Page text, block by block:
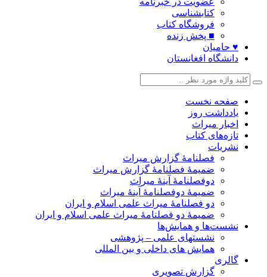
کتابشناسی
فروشگاه کتاب
■ پخش زنده
♥ حامیان
دانشگاه افغانستان
صفحه نخست
یادداشت روز
اخبار میراث
تازه‌های کتاب
نشریات
فصلنامۀ گزارش میراث
ضمیمۀ فصلنامۀ گزارش میراث
دوفصلنامۀ آینۀ میراث
ضمیمۀ دوفصلنامۀ آینۀ میراث
دو فصلنامۀ میراث علمی اسلام و ایران
ضمیمۀ دو فصلنامۀ میراث علمی اسلام و ایران
نشست‌ها و همایش‌ها
نشستهای علمی – پژوهشی
همایش های داخلی و بین المللی
گالری
گزارش تصویری